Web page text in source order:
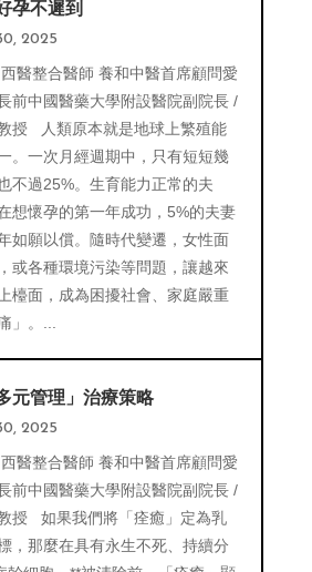
孕不遲到
2025
醫整合醫師 養和中醫首席顧問愛
前中國醫藥大學附設醫院副院長 /
授 人類原本就是地球上繁殖能
。一次月經週期中，只有短短幾
不過25%。生育能力正常的夫
想懷孕的第一年成功，5%的夫妻
如願以償。隨時代變遷，女性面
或各種環境污染等問題，讓越來
檯面，成為困擾社會、家庭嚴重
」。...
元管理」治療策略
2025
醫整合醫師 養和中醫首席顧問愛
前中國醫藥大學附設醫院副院長 /
授 如果我們將「痊癒」定為乳
，那麼在具有永生不死、持續分